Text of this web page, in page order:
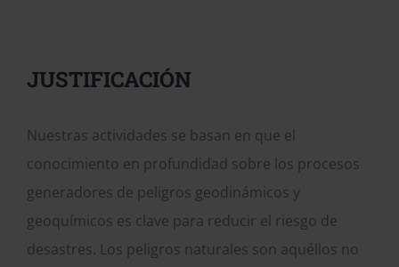
JUSTIFICACIÓN
Nuestras actividades se basan en que el
conocimiento en profundidad sobre los procesos
generadores de peligros geodinámicos y
geoquímicos es clave para reducir el riesgo de
desastres. Los peligros naturales son aquéllos no